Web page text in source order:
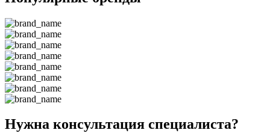
Нужна консультация специалиста?